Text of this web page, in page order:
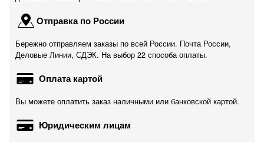
Отправка по России
Бережно отправляем заказы по всей России. Почта России,
Деловые Линии, СДЭК. На выбор 22 способа оплаты.
Оплата картой
Вы можете оплатить заказ наличными или банковской картой.
Юридическим лицам